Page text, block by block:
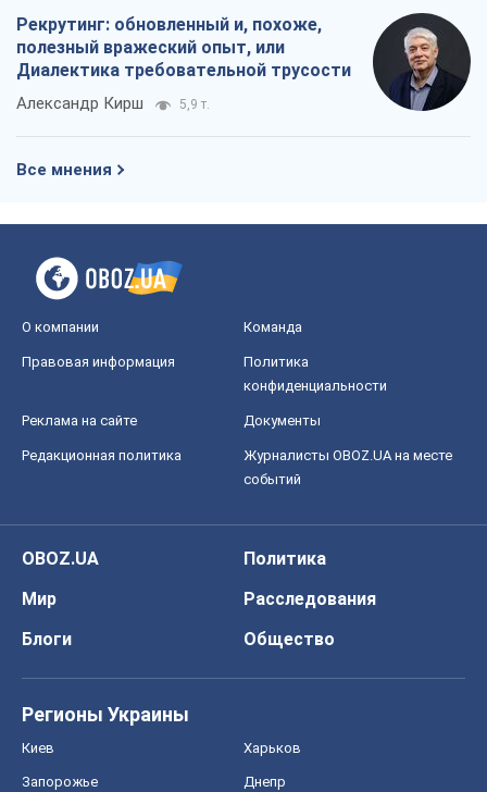
Рекрутинг: обновленный и, похоже,
полезный вражеский опыт, или
Диалектика требовательной трусости
Александр Кирш 5,9 т.
Все мнения
О компании Команда
Правовая информация
Политика
конфиденциальности
Реклама на сайте Документы
Редакционная политика
Журналисты OBOZ.UA на месте
событий
OBOZ.UA
Политика
Мир
Расследования
Блоги
Общество
Регионы Украины
Киев Харьков
Запорожье Днепр